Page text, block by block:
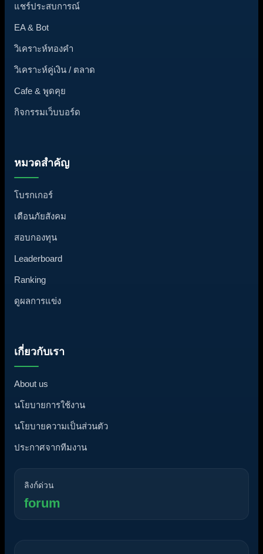
แชร์ประสบการณ์
EA & Bot
วิเคราะห์ทองคำ
วิเคราะห์คู่เงิน / ตลาด
Cafe & พูดคุย
กิจกรรมเว็บบอร์ด
หมวดสำคัญ
โบรกเกอร์
เตือนภัยสังคม
สอบกองทุน
Leaderboard
Ranking
ดูผลการแข่ง
เกี่ยวกับเรา
About us
นโยบายการใช้งาน
นโยบายความเป็นส่วนตัว
ประกาศจากทีมงาน
ลิงก์ด่วน
forum